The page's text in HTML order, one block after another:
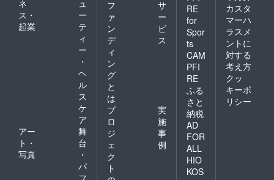
ネ
ス・
起業
ュ
ー
テ
ィ
ー
・
ヘ
ル
ス
ケ
ア
アー
ト・
写真
舞
台
・
パ
フ
フ
ァ
ン
デ
ィ
ン
グ
と
は
サ
ー
ビ
ス
プ
ロ
ジ
ェ
ク
ト
実
施
事
例
RE
for
Spor
ts
CAM
PFI
RE
ふる
さと
納税
AD
FOR
ALL
HIO
KOS
カスタ
マーハ
ラスメ
ントに
対する
考え方
クッ
キーポ
リシー